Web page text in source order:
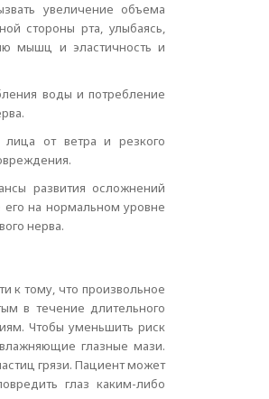
увеличение объема
стороны рта, улыбаясь,
мышц и эластичность и
воды и потребление
от ветра и резкого
развития осложнений
на нормальном уровне
нерва.
к тому, что произвольное
в течение длительного
Чтобы уменьшить риск
глазные мази.
грязи. Пациент может
глаз каким-либо